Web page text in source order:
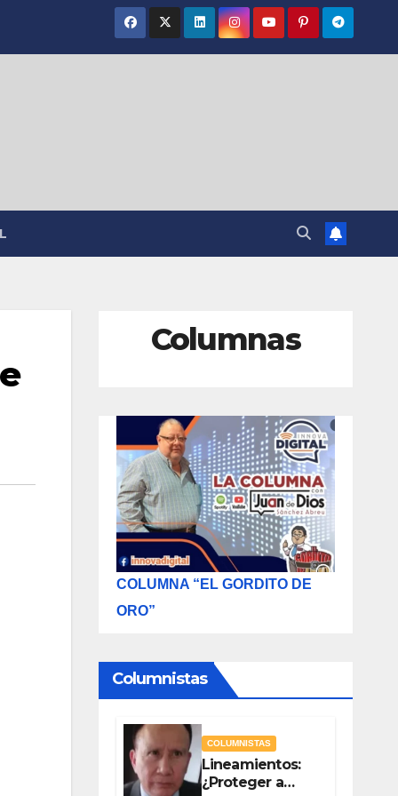
Columnas
COLUMNA “EL GORDITO DE
ORO”
Columnistas
COLUMNISTAS
Lineamientos:
¿Proteger a